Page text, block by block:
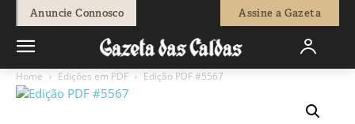
Anuncie Connosco Assine a Gazeta
Home Edições em PDF Edição PDF #5567